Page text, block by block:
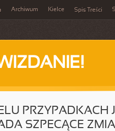
Archiwum Kielce Spis Treści
PRZYPADKACH
SZPECĄCE